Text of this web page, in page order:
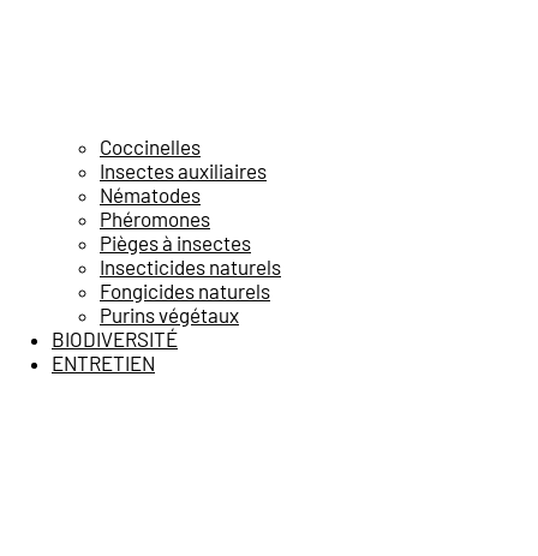
Coccinelles
Insectes auxiliaires
Nématodes
Phéromones
Pièges à insectes
Insecticides naturels
Fongicides naturels
Purins végétaux
BIODIVERSITÉ
ENTRETIEN